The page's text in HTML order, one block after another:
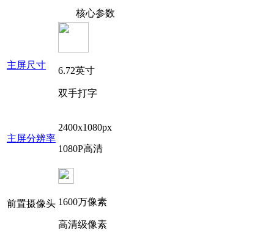
核心参数
主屏尺寸
6.72英寸
双手打字
主屏分辨率
2400x1080px
1080P高清
前置摄像头 1600万像素
高清级像素